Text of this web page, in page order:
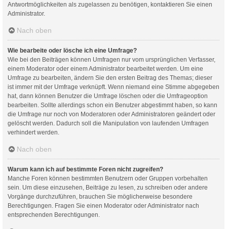
Antwortmöglichkeiten als zugelassen zu benötigen, kontaktieren Sie einen
Administrator.
Nach oben
Wie bearbeite oder lösche ich eine Umfrage?
Wie bei den Beiträgen können Umfragen nur vom ursprünglichen Verfasser,
einem Moderator oder einem Administrator bearbeitet werden. Um eine
Umfrage zu bearbeiten, ändern Sie den ersten Beitrag des Themas; dieser
ist immer mit der Umfrage verknüpft. Wenn niemand eine Stimme abgegeben
hat, dann können Benutzer die Umfrage löschen oder die Umfrageoption
bearbeiten. Sollte allerdings schon ein Benutzer abgestimmt haben, so kann
die Umfrage nur noch von Moderatoren oder Administratoren geändert oder
gelöscht werden. Dadurch soll die Manipulation von laufenden Umfragen
verhindert werden.
Nach oben
Warum kann ich auf bestimmte Foren nicht zugreifen?
Manche Foren können bestimmten Benutzern oder Gruppen vorbehalten
sein. Um diese einzusehen, Beiträge zu lesen, zu schreiben oder andere
Vorgänge durchzuführen, brauchen Sie möglicherweise besondere
Berechtigungen. Fragen Sie einen Moderator oder Administrator nach
entsprechenden Berechtigungen.